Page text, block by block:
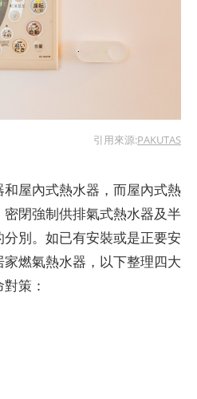
引用來源:PAKUTAS
屋內式熱水器，而屋內式熱
閉強制供排氣式熱水器及半
別。如已有安裝或是正要安
燃氣熱水器，以下整理四大
策：